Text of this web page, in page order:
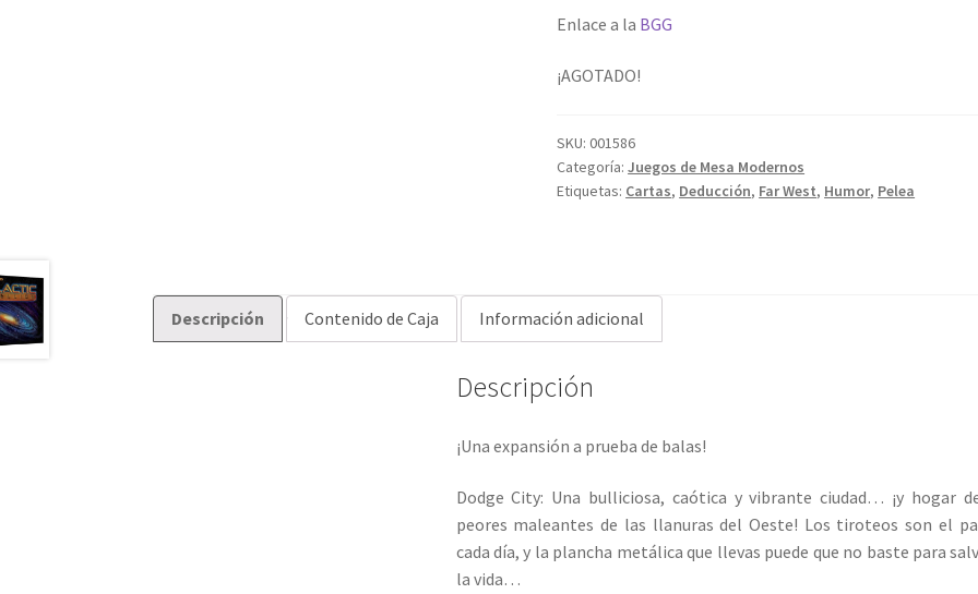
Enlace a la BGG
¡AGOTADO!
SKU:001586
Categoría:Juegos de Mesa Modernos
Etiquetas: Cartas, Deducción, Far West, Humor, Pelea
Descripción Contenido de Caja Información adicional
Descripción
¡Una expansión a prueba de balas!
Dodge City: Una bulliciosa, caótica y vibrante ciudad… ¡y hogar
peores maleantes de las llanuras del Oeste! Los tiroteos son el
cada día, y la plancha metálica que llevas puede que no baste para
la vida…